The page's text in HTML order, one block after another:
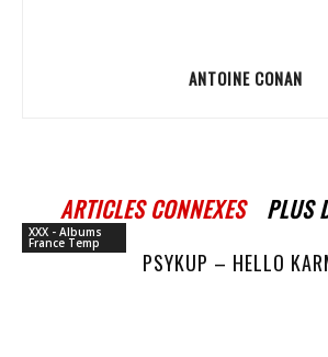
ANTOINE CONAN
ARTICLES CONNEXES PLUS
XXX - Albums
France Temp
PSYKUP – HELLO